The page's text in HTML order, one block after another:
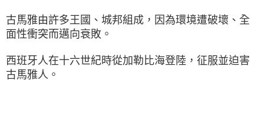
古馬雅由許多王國、城邦組成，因為環境遭破壞、全
面性衝突而邁向衰敗。
西班牙人在十六世紀時從加勒比海登陸，征服並迫害
古馬雅人。